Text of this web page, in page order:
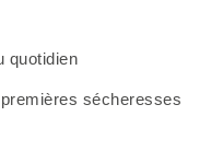
quotidien
sécheresses